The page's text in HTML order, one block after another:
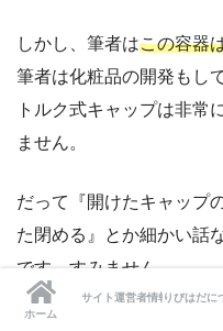
しかし、筆者はこの容器
筆者は化粧品の開発もし
トルク式キャップは非常
ません。
だって『開けたキャップ
た閉める』とか細かい話
です…すみません。
ホーム
サイト運営者情報りびはだに